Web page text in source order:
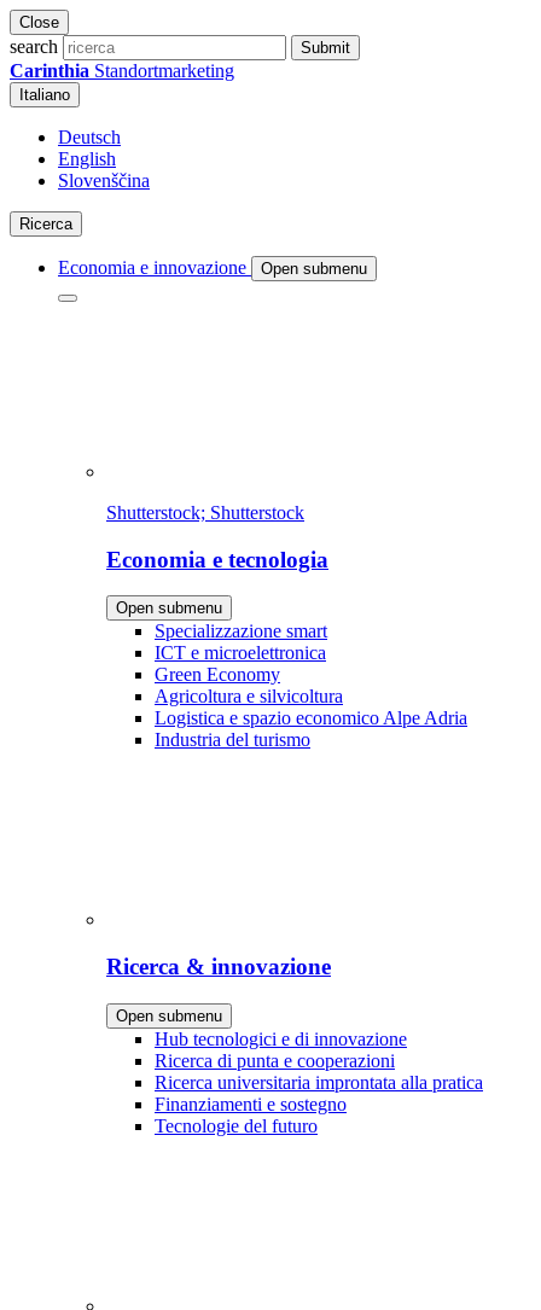
Close
search Submit
Carinthia Standortmarketing
Italiano
Deutsch
English
Slovenščina
Ricerca
Economia e innovazione Open submenu
Shutterstock; Shutterstock
Economia e tecnologia
Open submenu
Specializzazione smart
ICT e microelettronica
Green Economy
Agricoltura e silvicoltura
Logistica e spazio economico Alpe Adria
Industria del turismo
Ricerca & innovazione
Open submenu
Hub tecnologici e di innovazione
Ricerca di punta e cooperazioni
Ricerca universitaria improntata alla pratica
Finanziamenti e sostegno
Tecnologie del futuro